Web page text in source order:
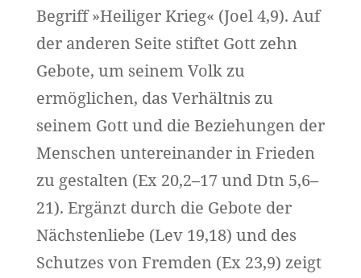
Begriff »Heiliger Krieg« (Joel 4,9). Auf
der anderen Seite stiftet Gott zehn
Gebote, um seinem Volk zu
ermöglichen, das Verhältnis zu
seinem Gott und die Beziehungen der
Menschen untereinander in Frieden
zu gestalten (Ex 20,2–17 und Dtn 5,6–
21). Ergänzt durch die Gebote der
Nächstenliebe (Lev 19,18) und des
Schutzes von Fremden (Ex 23,9) zeigt